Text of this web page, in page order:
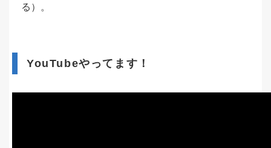
る）。
YouTubeやってます！